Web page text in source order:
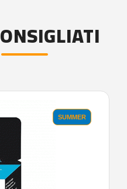
SUMMER